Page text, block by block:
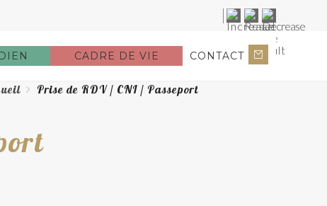
CADRE DE VIE CONTACT
Prise de RDV / CNI / Passeport